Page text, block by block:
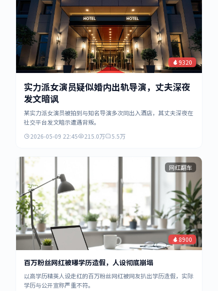
9320
实力派女演员疑似婚内出轨导演，丈夫深夜
发文暗讽
某实力派女演员被拍到与知名导演多次同出入酒店，其丈夫深夜在
社交平台发文暗示遭遇背叛。
2026-05-09 22:45
215.0万 5.5万
网红翻车
8900
百万粉丝网红被曝学历造假，人设彻底崩塌
以高学历精英人设走红的百万粉丝网红被网友扒出学历造假，实际
学历与公开宣称严重不符。